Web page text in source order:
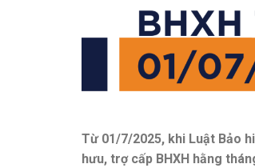
Từ 01/7/2025, khi Luật Bảo
hưu, trợ cấp BHXH hằng